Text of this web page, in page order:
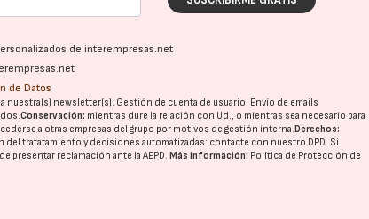
de interempresas.net
de Datos
nuestra(s) newsletter(s). Gestión de cuenta de usuario. Envío de emails
Conservación: mientras dure la relación con Ud., o mientras sea necesario para
a otras empresas del grupo por motivos de gestión interna.Derechos:
tratatamiento y decisiones automatizadas: contacte con nuestro DPD . Si
presentar reclamación ante laAEPD .Más información: Política de Protección de